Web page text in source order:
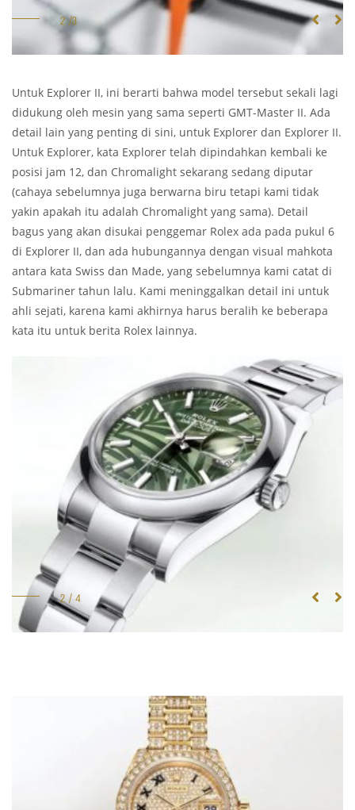
Untuk Explorer II, ini berarti bahwa model tersebut sekali lagi
didukung oleh mesin yang sama seperti GMT-Master II. Ada
detail lain yang penting di sini, untuk Explorer dan Explorer II.
Untuk Explorer, kata Explorer telah dipindahkan kembali ke
posisi jam 12, dan Chromalight sekarang sedang diputar
(cahaya sebelumnya juga berwarna biru tetapi kami tidak
yakin apakah itu adalah Chromalight yang sama). Detail
bagus yang akan disukai penggemar Rolex ada pada pukul 6
di Explorer II, dan ada hubungannya dengan visual mahkota
antara kata Swiss dan Made, yang sebelumnya kami catat di
Submariner tahun lalu. Kami meninggalkan detail ini untuk
ahli sejati, karena kami akhirnya harus beralih ke beberapa
kata itu untuk berita Rolex lainnya.